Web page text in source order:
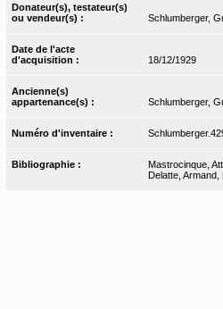
Donateur(s), testateur(s)
ou vendeur(s) :
Schlumberger,
Date de l'acte
d'acquisition :
18/12/1929
Ancienne(s)
appartenance(s) :
Schlumberger,
Numéro d'inventaire :
Bibliographie :
Mastrocinque,
Delatte,